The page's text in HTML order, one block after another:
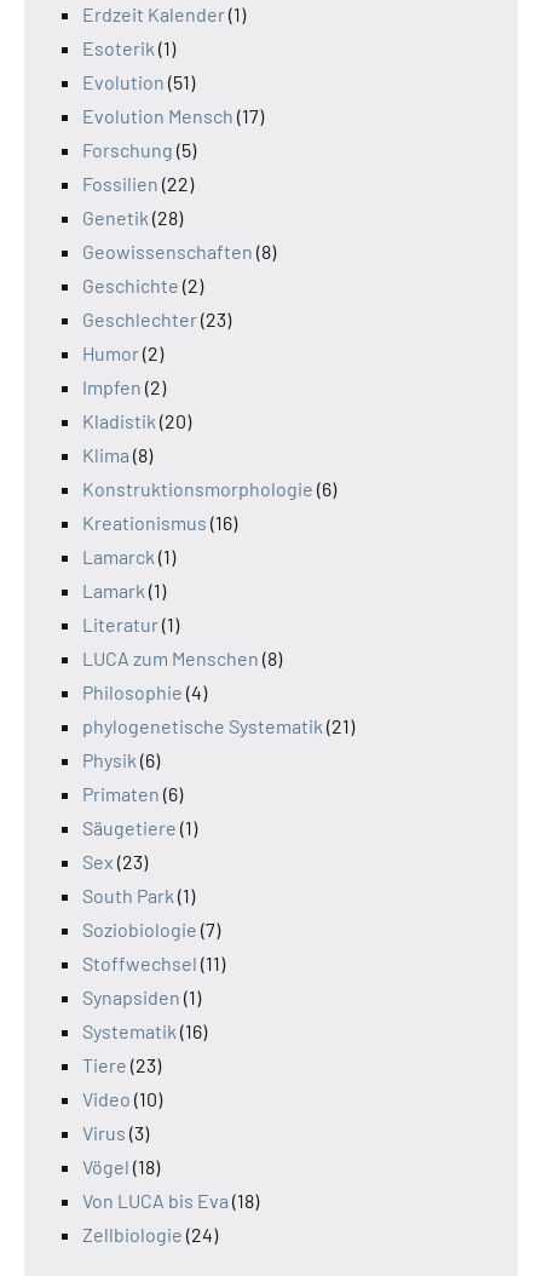
Erdzeit Kalender(1)
Esoterik (1)
Evolution (51)
Evolution Mensch (17)
Forschung (5)
Fossilien (22)
Genetik (28)
Geowissenschaften (8)
Geschichte (2)
Geschlechter(23)
Humor(2)
Impfen (2)
Kladistik (20)
Klima (8)
Konstruktionsmorphologie (6)
Kreationismus (16)
Lamarck (1)
Lamark (1)
Literatur(1)
LUCA zum Menschen (8)
Philosophie (4)
phylogenetische Systematik (21)
Physik (6)
Primaten (6)
Säugetiere (1)
Sex (23)
South Park (1)
Soziobiologie (7)
Stoffwechsel (11)
Synapsiden (1)
Systematik (16)
Tiere (23)
Video (10)
Virus (3)
Vögel (18)
Von LUCA bis Eva (18)
Zellbiologie (24)